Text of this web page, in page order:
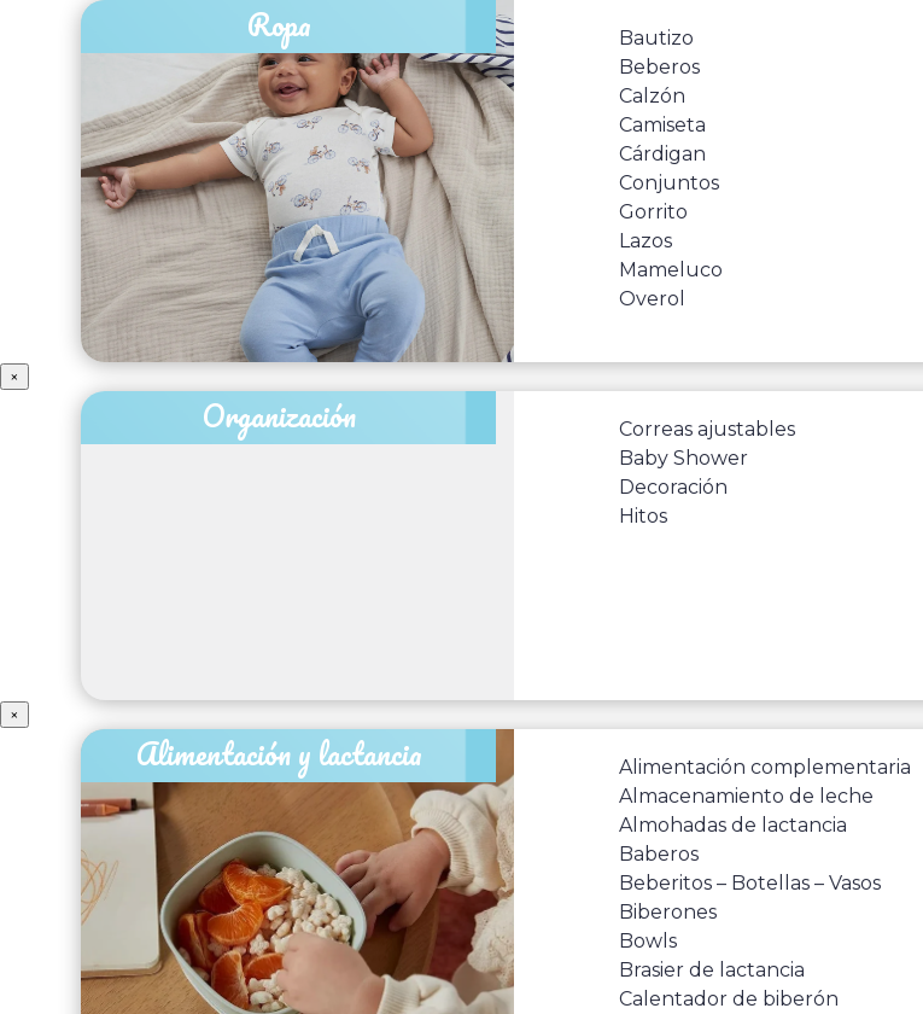
Ropa
Bautizo
Beberos
Calzón
Camiseta
Cárdigan
Conjuntos
Gorrito
Lazos
Mameluco
Overol
×
Organización
Correas ajustables
Baby Shower
Decoración
Hitos
×
Alimentación y lactancia
Alimentación complementaria
Almacenamiento de leche
Almohadas de lactancia
Baberos
Beberitos – Botellas – Vasos
Biberones
Bowls
Brasier de lactancia
Calentador de biberón